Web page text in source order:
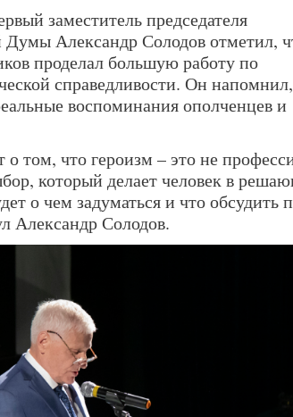
заместитель председателя
Александр Солодов отметил,
проделал большую работу по
справедливости. Он
воспоминания ополченцев и
том, что героизм – это не
который делает человек в
о чем задуматься и что обсудить
Александр Солодов.